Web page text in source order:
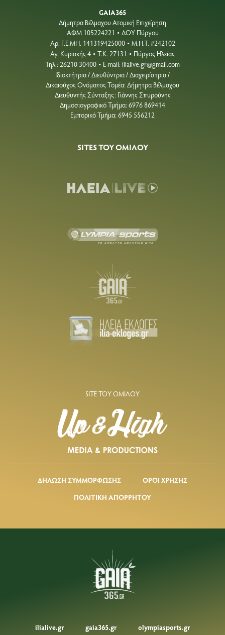
GAIA365
Δήμητρα Βέλμαχου Ατομική Επιχείρηση
ΑΦΜ 105224221 • ΔΟΥ Πύργου
Aρ. Γ.Ε.ΜΗ. 141319425000 • Μ.Η.Τ. #242102
Αγ. Κυριακής 4 • Τ.Κ. 27131 • Πύργος Ηλείας
Τηλ.: 26210 30400 • E-mail: ilialive.gr@gmail.com
Ιδιοκτήτρια / Διευθύντρια / Διαχειρίστρια /
Δικαιούχος Ονόματος Τομέα: Δήμητρα Βέλμαχου
Διευθυντής Σύνταξης: Γιάννης Σπυρούνης
Δημοσιογραφικό Τμήμα: 6976 869414
Εμπορικό Τμήμα: 6945 556212
SITES ΤΟΥ ΟΜΙΛΟΥ
SITE ΤΟΥ ΟΜΙΛΟΥ
ΔΗΛΩΣΗ ΣΥΜΜΟΡΦΩΣΗΣ
ΟΡΟΙ ΧΡΗΣΗΣ
ΠΟΛΙΤΙΚΗ ΑΠΟΡΡΗΤΟΥ
ilialive.gr gaia365.gr olympiasports.gr